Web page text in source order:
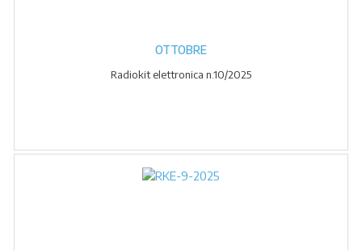
OTTOBRE
Radiokit elettronica n.10/2025